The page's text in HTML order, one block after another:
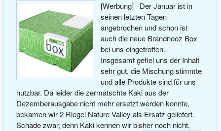
[Werbung] Der Januar ist in
seinen letzten Tagen
angebrochen und schon ist
auch die neue Brandnooz Box
bei uns eingetroffen.
Insgesamt gefiel uns der Inhalt
sehr gut, die Mischung stimmte
und alle Produkte sind für uns
nutzbar. Da leider die zermatschte Kaki aus der
Dezemberausgabe nicht mehr ersetzt werden konnte,
bekamen wir 2 Riegel Nature Valley als Ersatz geliefert.
Schade zwar, denn Kaki kennen wir bisher noch nicht,